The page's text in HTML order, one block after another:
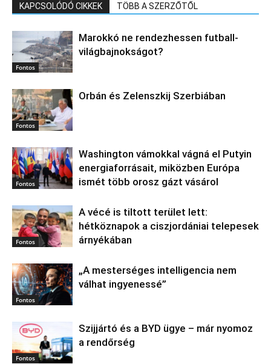
KAPCSOLÓDÓ CIKKEK TÖBB A SZERZŐTŐL
Fontos
Marokkó ne rendezhessen futball-
világbajnokságot?
Fontos
Orbán és Zelenszkij Szerbiában
Fontos
Washington vámokkal vágná el Putyin
energiaforrásait, miközben Európa
ismét több orosz gázt vásárol
Fontos
A vécé is tiltott terület lett:
hétköznapok a ciszjordániai telepesek
árnyékában
Fontos
„A mesterséges intelligencia nem
válhat ingyenessé”
Fontos
Szijjártó és a BYD ügye – már nyomoz
a rendőrség